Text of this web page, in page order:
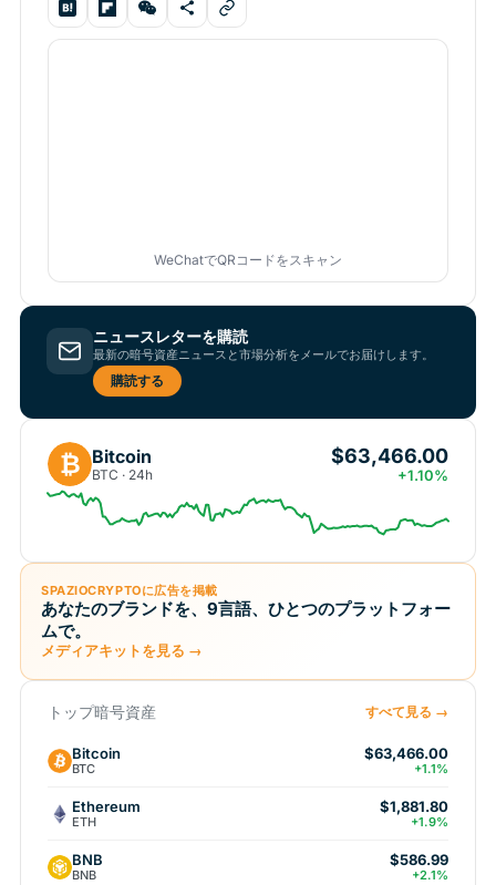
WeChatでQRコードをスキャン
ニュースレターを購読
最新の暗号資産ニュースと市場分析をメールでお届けします。
購読する
₿ Bitcoin
BTC · 24h
$63,466.00
+1.10%
SPAZIOCRYPTOに広告を掲載
あなたのブランドを、9言語、ひとつのプラットフォー
ムで。
メディアキットを見る →
トップ暗号資産 すべて見る →
Bitcoin
BTC
$63,466.00
+1.1%
Ethereum
ETH
$1,881.80
+1.9%
BNB
BNB
$586.99
+2.1%